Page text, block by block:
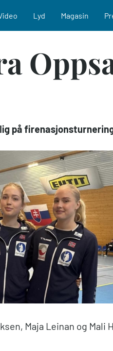
Lyd Magasin
på
Maja Leinan og Mali